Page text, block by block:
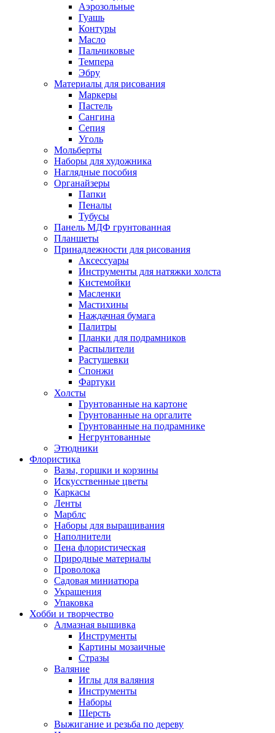
Аэрозольные
Гуашь
Контуры
Масло
Пальчиковые
Темпера
Эбру
Материалы для рисования
Маркеры
Пастель
Сангина
Сепия
Уголь
Мольберты
Наборы для художника
Наглядные пособия
Органайзеры
Папки
Пеналы
Тубусы
Панель МДФ грунтованная
Планшеты
Принадлежности для рисования
Аксессуары
Инструменты для натяжки холста
Кистемойки
Масленки
Мастихины
Наждачная бумага
Палитры
Планки для подрамников
Распылители
Растушевки
Спонжи
Фартуки
Холсты
Грунтованные на картоне
Грунтованные на оргалите
Грунтованные на подрамнике
Негрунтованные
Этюдники
Флористика
Вазы, горшки и корзины
Искусственные цветы
Каркасы
Ленты
Марблс
Наборы для выращивания
Наполнители
Пена флористическая
Природные материалы
Проволока
Садовая миниатюра
Украшения
Упаковка
Хобби и творчество
Алмазная вышивка
Инструменты
Картины мозаичные
Стразы
Валяние
Иглы для валяния
Инструменты
Наборы
Шерсть
Выжигание и резьба по дереву